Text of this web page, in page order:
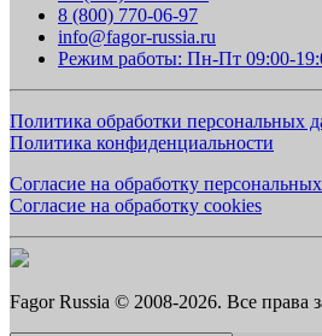
8 (800) 770-06-97
info@fagor-russia.ru
Режим работы: Пн-Пт 09:00-
Политика обработки персональных
Политика конфиденциальности
Согласие на обработку
Согласие на обработку cookies
Fagor Russia © 2008-2026. Все права